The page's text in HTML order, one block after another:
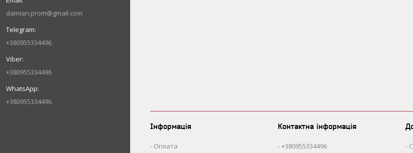
damian.prom@gmail.com
+380955334496
+380955334496
+380955334496
Інформація
Оплата
Контактна інформація
+380955334496